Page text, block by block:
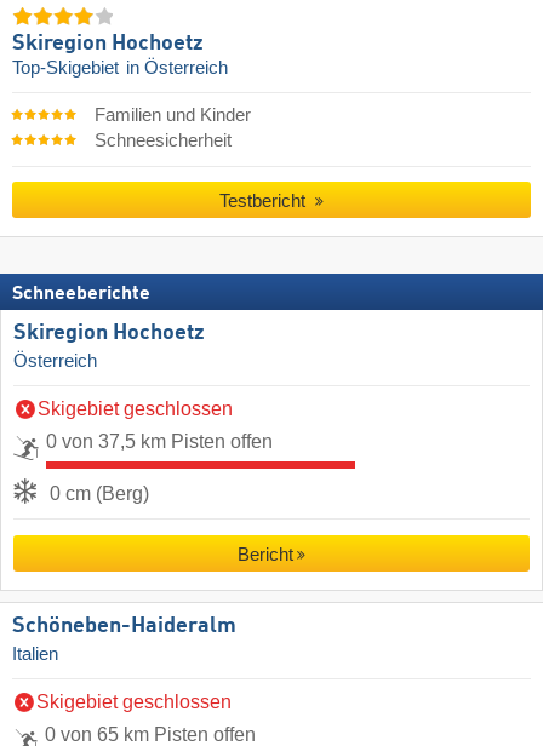
Skiregion Hochoetz
Top-Skigebiet in Österreich
Familien und Kinder
Schneesicherheit
Testbericht
Schneeberichte
Skiregion Hochoetz
Österreich
Skigebiet geschlossen
0 von 37,5 km Pisten offen
0 cm (Berg)
Bericht
Schöneben-Haideralm
Italien
Skigebiet geschlossen
0 von 65 km Pisten offen